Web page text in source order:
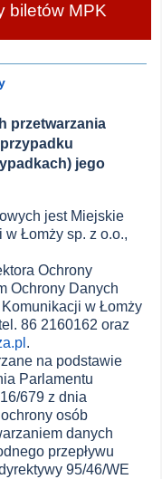
biletów MPK
przetwarzania
jego
jest Miejskie
Łomży sp. z o.o.,
Ochrony
Ochrony Danych
w Łomży
86 2160162 oraz
.
na podstawie
Parlamentu
679 z dnia
osób
danych
przepływu
95/46/WE